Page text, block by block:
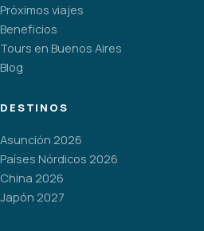
Próximos viajes
Beneficios
Tours en Buenos Aires
Blog
DESTINOS
Asunción 2026
Países Nórdicos 2026
China 2026
Japón 2027